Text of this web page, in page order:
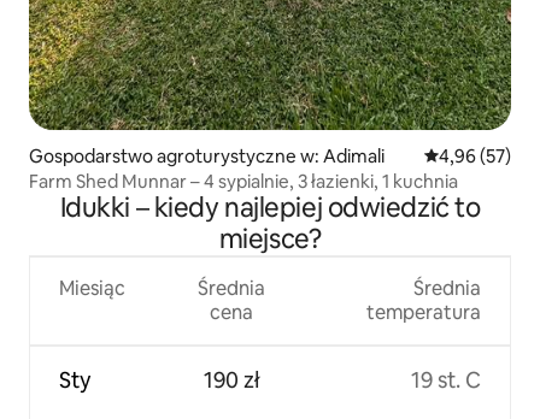
Gospodarstwo agroturystyczne w: Adimali Średnia
4,96 (57)
Farm Shed Munnar – 4 sypialnie, 3 łazienki, 1 kuchnia
Idukki – kiedy najlepiej odwiedzić to
miejsce?
Miesiąc
Sty
Średnia
cena
190 zł
Średnia
temperatura
19 st. C